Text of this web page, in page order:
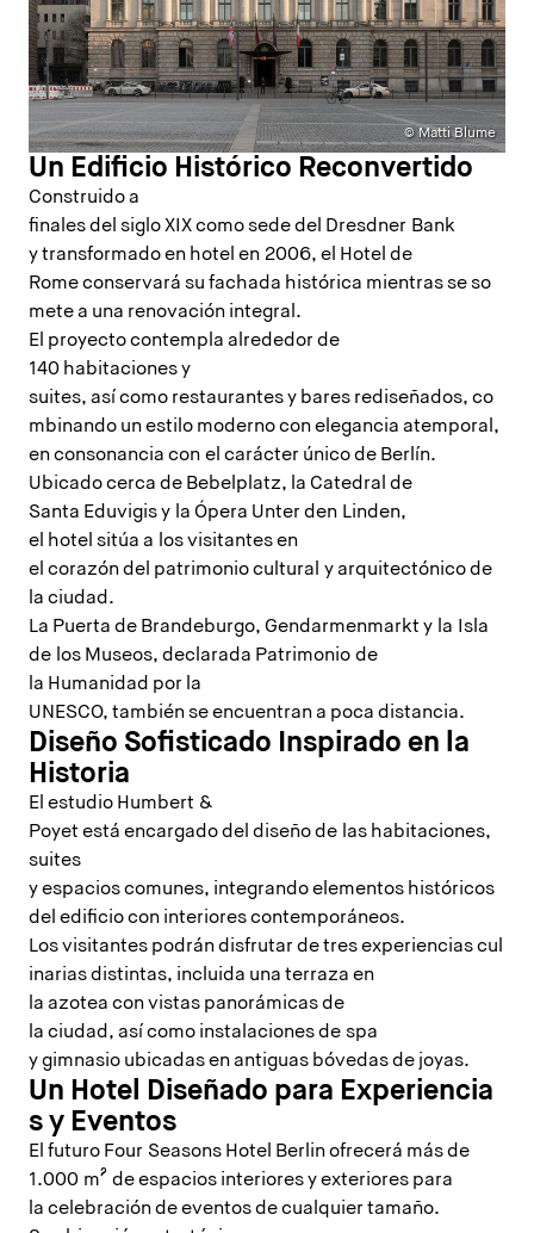
© Matti Blume
Un Edificio Histórico Reconvertido
Construido a
finales del siglo XIX como sede del Dresdner Bank
y transformado en hotel en 2006, el Hotel de
Rome conservará su fachada histórica mientras se so
mete a una renovación integral.
El proyecto contempla alrededor de
140 habitaciones y
suites, así como restaurantes y bares rediseñados, co
mbinando un estilo moderno con elegancia atemporal,
en consonancia con el carácter único de Berlín.
Ubicado cerca de Bebelplatz, la Catedral de
Santa Eduvigis y la Ópera Unter den Linden,
el hotel sitúa a los visitantes en
el corazón del patrimonio cultural y arquitectónico de
la ciudad.
La Puerta de Brandeburgo, Gendarmenmarkt y la Isla
de los Museos, declarada Patrimonio de
la Humanidad por la
UNESCO, también se encuentran a poca distancia.
Diseño Sofisticado Inspirado en la
Historia
El estudio Humbert &
Poyet está encargado del diseño de las habitaciones,
suites
y espacios comunes, integrando elementos históricos
del edificio con interiores contemporáneos.
Los visitantes podrán disfrutar de tres experiencias cul
inarias distintas, incluida una terraza en
la azotea con vistas panorámicas de
la ciudad, así como instalaciones de spa
y gimnasio ubicadas en antiguas bóvedas de joyas.
Un Hotel Diseñado para Experiencia
s y Eventos
El futuro Four Seasons Hotel Berlin ofrecerá más de
1.000 m² de espacios interiores y exteriores para
la celebración de eventos de cualquier tamaño.